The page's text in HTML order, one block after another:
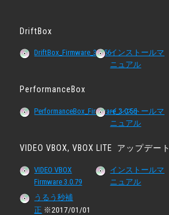
DriftBox
DriftBox_Firmware_3.0.56インストールマ
ニュアル
PerformanceBox
PerformanceBox_Firmware_3.0.56インストールマ
ニュアル
VIDEO VBOX, VBOX LITE アップデート
VIDEO VBOX
Firmware 3.0.79
インストールマ
ニュアル
うるう秒補
正 ※2017/01/01